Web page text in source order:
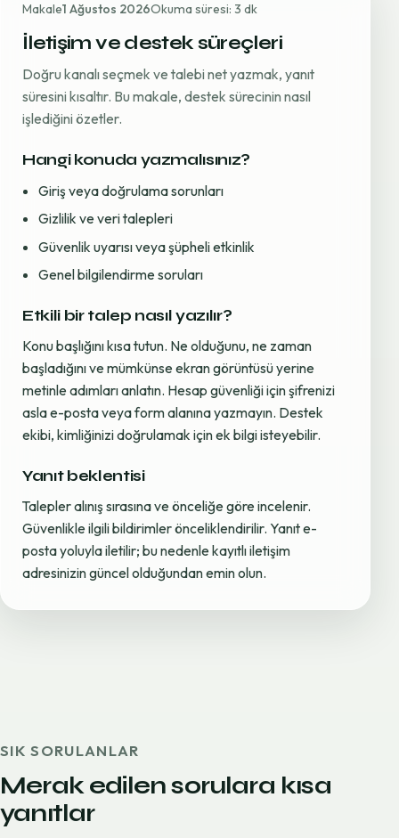
Makale1 Ağustos 2026Okuma süresi: 3 dk
İletişim ve destek süreçleri
Doğru kanalı seçmek ve talebi net yazmak, yanıt
süresini kısaltır. Bu makale, destek sürecinin nasıl
işlediğini özetler.
Hangi konuda yazmalısınız?
Giriş veya doğrulama sorunları
Gizlilik ve veri talepleri
Güvenlik uyarısı veya şüpheli etkinlik
Genel bilgilendirme soruları
Etkili bir talep nasıl yazılır?
Konu başlığını kısa tutun. Ne olduğunu, ne zaman
başladığını ve mümkünse ekran görüntüsü yerine
metinle adımları anlatın. Hesap güvenliği için şifrenizi
asla e-posta veya form alanına yazmayın. Destek
ekibi, kimliğinizi doğrulamak için ek bilgi isteyebilir.
Yanıt beklentisi
Talepler alınış sırasına ve önceliğe göre incelenir.
Güvenlikle ilgili bildirimler önceliklendirilir. Yanıt e-
posta yoluyla iletilir; bu nedenle kayıtlı iletişim
adresinizin güncel olduğundan emin olun.
SIK SORULANLAR
Merak edilen sorulara kısa
yanıtlar